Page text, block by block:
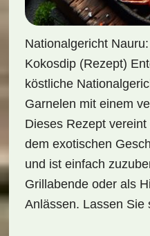
Nationalgericht
Kokosdip (Rezept)
köstliche
Garnelen mit einem
Dieses Rezept
dem exotischen
und ist einfach
Grillabende oder als
Anlässen. Lassen